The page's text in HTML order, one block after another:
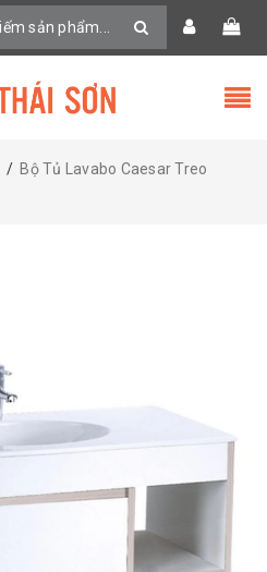
/ Bộ Tủ Lavabo Caesar Treo